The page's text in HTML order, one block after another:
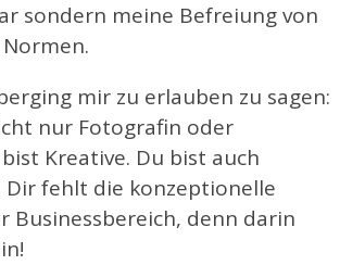
sondern meine Befreiung von
mir zu erlauben zu sagen:
nur Fotografin oder
Kreative. Du bist auch
Dir fehlt die konzeptionelle
Businessbereich, denn darin